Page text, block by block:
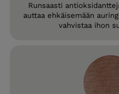
Runsaasti
auttaa ehkäisemään
vahvistaa ihon